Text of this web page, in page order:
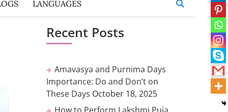
LANGUAGES
Recent Posts
Amavasya and Purnima Days
Importance: Do and Don’t on
These Days October 18, 2025